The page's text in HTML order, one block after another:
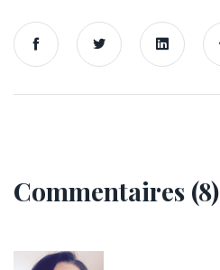
Commentaires (8)